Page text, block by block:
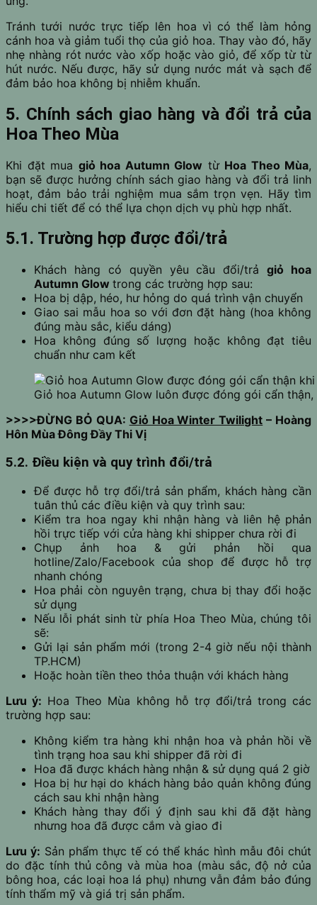
Tránh tưới nước trực tiếp lên hoa vì có thể làm hỏng
cánh hoa và giảm tuổi thọ của giỏ hoa. Thay vào đó, hãy
nhẹ nhàng rót nước vào xốp hoặc vào giỏ, để xốp từ từ
hút nước. Nếu được, hãy sử dụng nước mát và sạch để
đảm bảo hoa không bị nhiễm khuẩn.
5. Chính sách giao hàng và đổi trả của
Hoa Theo Mùa
Khi đặt mua giỏ hoa Autumn Glow từ Hoa Theo Mùa,
bạn sẽ được hưởng chính sách giao hàng và đổi trả linh
hoạt, đảm bảo trải nghiệm mua sắm trọn vẹn. Hãy tìm
hiểu chi tiết để có thể lựa chọn dịch vụ phù hợp nhất.
5.1. Trường hợp được đổi/trả
Khách hàng có quyền yêu cầu đổi/trảgiỏ hoa
Autumn Glow trong các trường hợp sau:
Hoa bị dập, héo, hư hỏng do quá trình vận chuyển
Giao sai mẫu hoa so với đơn đặt hàng (hoa không
đúng màu sắc, kiểu dáng)
Hoa không đúng số lượng hoặc không đạt tiêu
chuẩn như cam kết
Giỏ hoa Autumn Glow luôn được đóng gói cẩn
>>>>ĐỪNG BỎ QUA: Giỏ Hoa Winter Twilight – Hoàng
Hôn Mùa Đông Đầy Thi Vị
5.2. Điều kiện và quy trình đổi/trả
Để được hỗ trợ đổi/trả sản phẩm, khách hàng cần
tuân thủ các điều kiện và quy trình sau:
Kiểm tra hoa ngay khi nhận hàng và liên hệ phản
hồi trực tiếp với cửa hàng khi shipper chưa rời đi
Chụp ảnh hoa & gửi phản hồi qua
hotline/Zalo/Facebook của shop để được hỗ trợ
nhanh chóng
Hoa phải còn nguyên trạng, chưa bị thay đổi hoặc
sử dụng
Nếu lỗi phát sinh từ phía Hoa Theo Mùa, chúng tôi
sẽ:
Gửi lại sản phẩm mới (trong 2-4 giờ nếu nội thành
TP.HCM)
Hoặc hoàn tiền theo thỏa thuận với khách hàng
Lưu ý: Hoa Theo Mùa không hỗ trợ đổi/trả trong các
trường hợp sau:
Không kiểm tra hàng khi nhận hoa và phản hồi về
tình trạng hoa sau khi shipper đã rời đi
Hoa đã được khách hàng nhận & sử dụng quá 2 giờ
Hoa bị hư hại do khách hàng bảo quản không đúng
cách sau khi nhận hàng
Khách hàng thay đổi ý định sau khi đã đặt hàng
nhưng hoa đã được cắm và giao đi
Lưu ý: Sản phẩm thực tế có thể khác hình mẫu đôi chút
do đặc tính thủ công và mùa hoa (màu sắc, độ nở của
bông hoa, các loại hoa lá phụ) nhưng vẫn đảm bảo đúng
tính thẩm mỹ và giá trị sản phẩm.